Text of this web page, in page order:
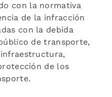
con la normativa
de la infracción
con la debida
de transporte,
de los